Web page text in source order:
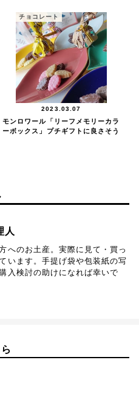
チョコレート
2023.03.07
モンロワール「リーフメモリーカラ
ーボックス」プチギフトに良さそう
人
へのお土産。実際に見て・買っ
います。手提げ袋や包装紙の写
入検討の助けになれば幸いで